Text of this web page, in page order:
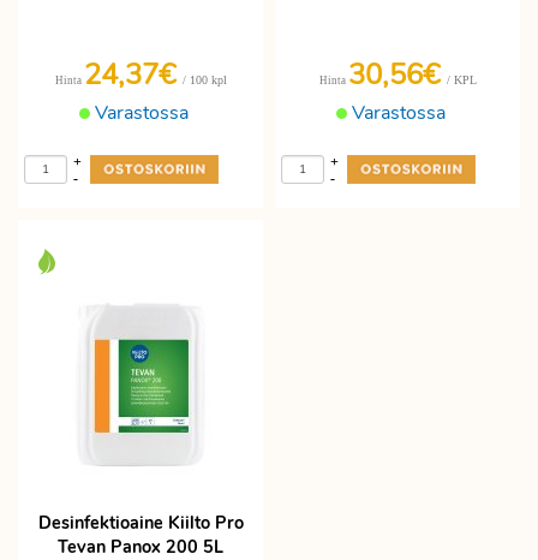
Varastossa
Hinta 24,37€ / 100 kpl
-
+
Varastossa
Hinta 30,56€ / KPL
-
+
Desinfektioaine Kiilto Pro
Tevan Panox 200 5L